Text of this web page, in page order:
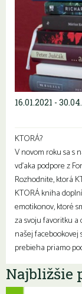
16.01.2021 -
KTORÁ?
V novom roku sa s
vďaka podpore z
Rozhodnite, ktorá
KTORÁ kniha
emotikonov, ktoré
za svoju favoritku a
našej facebookovej
prebieha priamo
Najbližšie